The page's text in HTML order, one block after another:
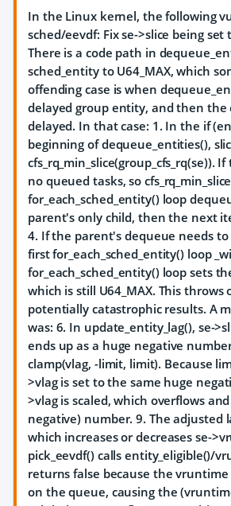
In the Linux kernel, the following
sched/eevdf: Fix se->slice being
There is a code path in
sched_entity to U64_MAX, which
offending case is when
delayed group entity, and then
delayed. In that case: 1. In the if
beginning of dequeue_entities(),
no queued tasks, so
for_each_sched_entity() loop
parent's only child, then the next
4. If the parent's dequeue needs
first for_each_sched_entity() loop
for_each_sched_entity() loop sets
which is still U64_MAX. This
potentially catastrophic results. A
was: 6. In update_entity_lag(), se-
ends up as a huge negative
clamp(vlag, -limit, limit). Because
>vlag is set to the same huge
>vlag is scaled, which overflows
negative) number. 9. The adjusted
which increases or decreases se-
pick_eevdf() calls entity_eligible()/
returns false because the
on the queue, causing the